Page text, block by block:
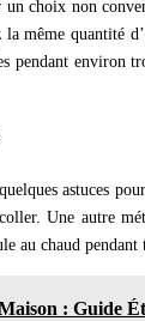
choix non
même quantité
pendant environ
astuces
Une autre
au chaud
: Guide